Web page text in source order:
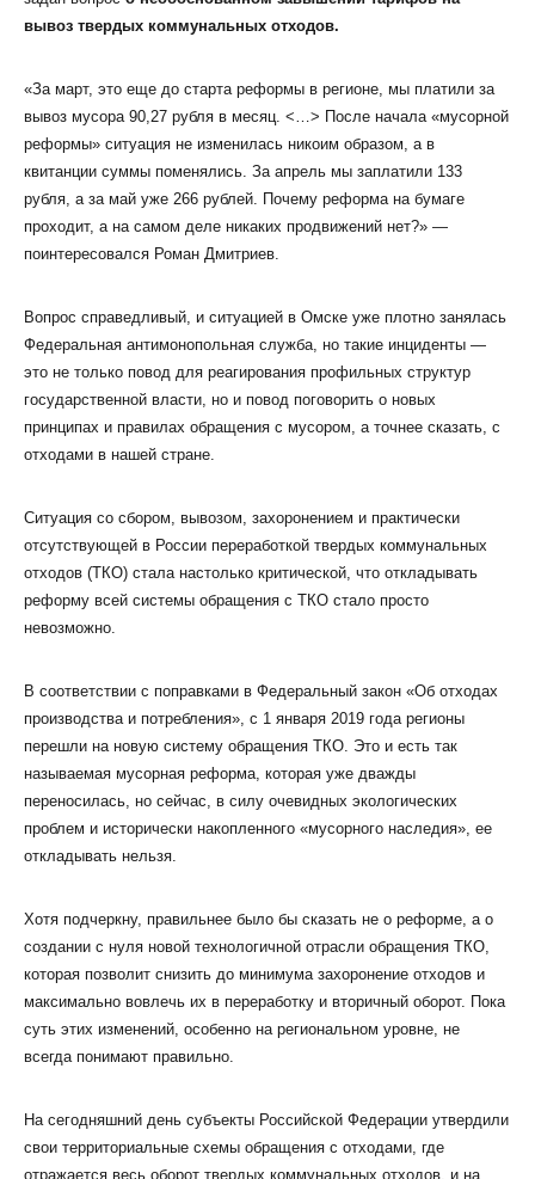
вывоз твердых коммунальных отходов.
«За март, это еще до старта реформы в регионе, мы платили за
вывоз мусора 90,27 рубля в месяц. <…> После начала «мусорной
реформы» ситуация не изменилась никоим образом, а в
квитанции суммы поменялись. За апрель мы заплатили 133
рубля, а за май уже 266 рублей. Почему реформа на бумаге
проходит, а на самом деле никаких продвижений нет?» —
поинтересовался Роман Дмитриев.
Вопрос справедливый, и ситуацией в Омске уже плотно занялась
Федеральная антимонопольная служба, но такие инциденты —
это не только повод для реагирования профильных структур
государственной власти, но и повод поговорить о новых
принципах и правилах обращения с мусором, а точнее сказать, с
отходами в нашей стране.
Ситуация со сбором, вывозом, захоронением и практически
отсутствующей в России переработкой твердых коммунальных
отходов (ТКО) стала настолько критической, что откладывать
реформу всей системы обращения с ТКО стало просто
невозможно.
В соответствии с поправками в Федеральный закон «Об отходах
производства и потребления», с 1 января 2019 года регионы
перешли на новую систему обращения ТКО. Это и есть так
называемая мусорная реформа, которая уже дважды
переносилась, но сейчас, в силу очевидных экологических
проблем и исторически накопленного «мусорного наследия», ее
откладывать нельзя.
Хотя подчеркну, правильнее было бы сказать не о реформе, а о
создании с нуля новой технологичной отрасли обращения ТКО,
которая позволит снизить до минимума захоронение отходов и
максимально вовлечь их в переработку и вторичный оборот. Пока
суть этих изменений, особенно на региональном уровне, не
всегда понимают правильно.
На сегодняшний день субъекты Российской Федерации утвердили
свои территориальные схемы обращения с отходами, где
отражается весь оборот твердых коммунальных отходов, и на